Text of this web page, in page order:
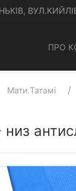
ПРО
Мати.Татамі
низ